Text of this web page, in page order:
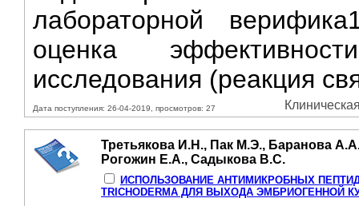
лабораторной
оценка
исследования (реакция
Дата поступления: 26-04-2019, просмотров: 27
Третьякова И.Н., Пак М.Э., Баранова
Рогожин Е.А., Садыкова В.С.
ИСПОЛЬЗОВАНИЕ АНТИМИКРОБНЫХ
TRICHODERMA ДЛЯ ВЫХОДА ЭМБРИОГЕННОЙ